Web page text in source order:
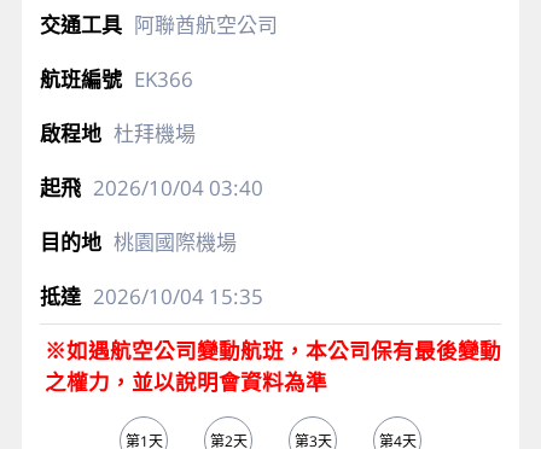
阿聯酋航空公司
EK366
杜拜機場
2026/10/0403:40
桃園國際機場
2026/10/0415:35
※如遇航空公司變動航班，本公司保有最後變動
之權力，並以說明會資料為準
第1天 第2天 第3天 第4天